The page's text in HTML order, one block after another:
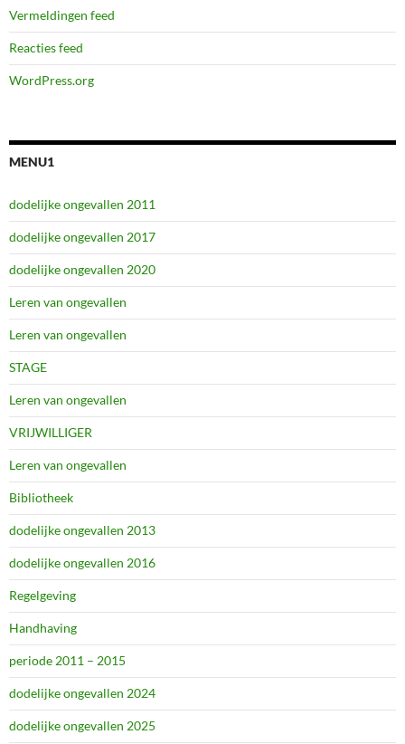
Vermeldingen feed
Reacties feed
WordPress.org
MENU1
dodelijke ongevallen 2011
dodelijke ongevallen 2017
dodelijke ongevallen 2020
Leren van ongevallen
Leren van ongevallen
STAGE
Leren van ongevallen
VRIJWILLIGER
Leren van ongevallen
Bibliotheek
dodelijke ongevallen 2013
dodelijke ongevallen 2016
Regelgeving
Handhaving
periode 2011 – 2015
dodelijke ongevallen 2024
dodelijke ongevallen 2025